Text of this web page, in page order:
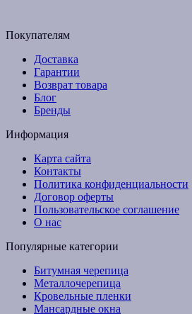
Покупателям
Доставка
Гарантии
Возврат товара
Блог
Бренды
Информация
Карта сайта
Контакты
Политика конфиденциальности
Договор оферты
Пользовательское соглашение
О нас
Популярные категории
Битумная черепица
Металлочерепица
Кровельные пленки
Мансардные окна